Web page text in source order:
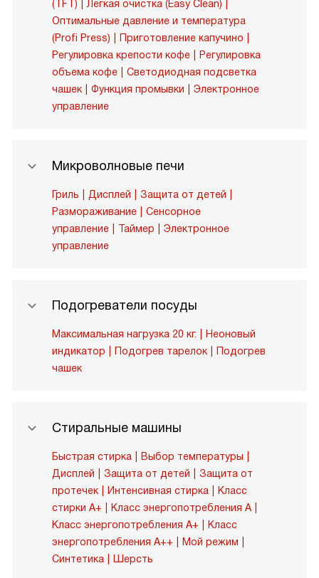
(TFT)
Легкая очистка (Easy Clean)
Оптимальные давление и температура
(Profi Press)
Приготовление капучино
Регулировка крепости кофе
Регулировка
объема кофе
Светодиодная подсветка
чашек
Функция промывки
Электронное
управление
Микроволновые печи
Гриль Дисплей
Защита от детей
Размораживание
Сенсорное
управление
Таймер
Электронное
управление
Подогреватели посуды
Максимальная нагрузка 20 кг.
Неоновый
индикатор
Подогрев тарелок
Подогрев
чашек
Стиральные машины
Быстрая стирка
Выбор температуры
Дисплей
Защита от детей
Защита от
протечек
Интенсивная стирка
Класс
стирки A+
Класс энергопотребления A
Класс энергопотребления A+
Класс
энергопотребления A++
Мой режим
Синтетика
Шерсть